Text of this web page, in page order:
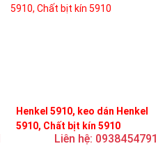
Henkel 5910, keo dán Henkel
5910, Chất bịt kín 5910
Liên hệ: 0938454791